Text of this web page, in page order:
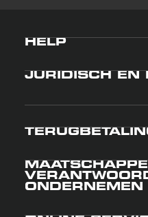
HELP
JURIDISCH EN
ONDERNEMEN